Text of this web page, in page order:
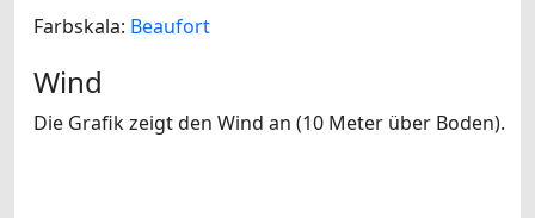
Farbskala: Beaufort
Wind
Die Grafik zeigt den Wind an (10 Meter über Boden).